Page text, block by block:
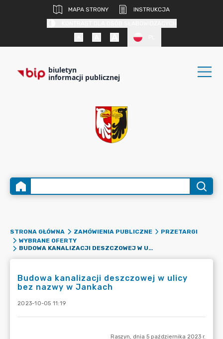
MAPA STRONY
INSTRUKCJA
biuletyn
informacji publicznej
STRONA GŁÓWNA ZAMÓWIENIA PUBLICZNE
PRZETARGI
WYBRANE OFERTY
BUDOWA KANALIZACJI DESZCZOWEJ W ULICY BEZ NAZWY W JANKACH
Budowa kanalizacji deszczowej w ulicy
bez nazwy w Jankach
2023-10-05 11:19